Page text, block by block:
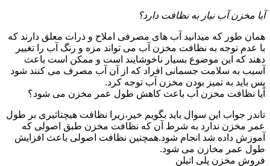
آیا مخزن آب نیاز به نظافت دارد؟
همان طور که میدانید آب های مصرفی املاح و ذرات معلق دارند که
با عدم توجه به نظافت مخزن آب می تواند مزه و رنگ آب را تغییر
دهند که این موضوع بسیار ناخوشایند است و ممکن است باعث
آسیب به سلامت جسمانی افراد که از آن آب مصرف می کنند شود
پس باید به تمیز بودن مخزن آب توجه کرد.
آیا نظافت مخزن آب باعث کاهش طول عمر مخزن می شود؟
تاندر جواب این سوال باید بگویم خیر،زیرا نظافت هیچتاثیری بر طول
عمر مخزن ندارد به شرط آن که نظافت مخزن طبق اصولی که
آموزش داده شد انجام شود.همچنین نظافت اصولی باعث افزایش
طول عمر مخازن می شود.
فروش مخزن پلی اتیلن